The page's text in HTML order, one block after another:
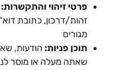
פרטי זיהוי והתקשרות:
זהות/דרכון, כתובת
מגורים
תוכן פניות: הודעות,
שאתה מעלה או מוסר